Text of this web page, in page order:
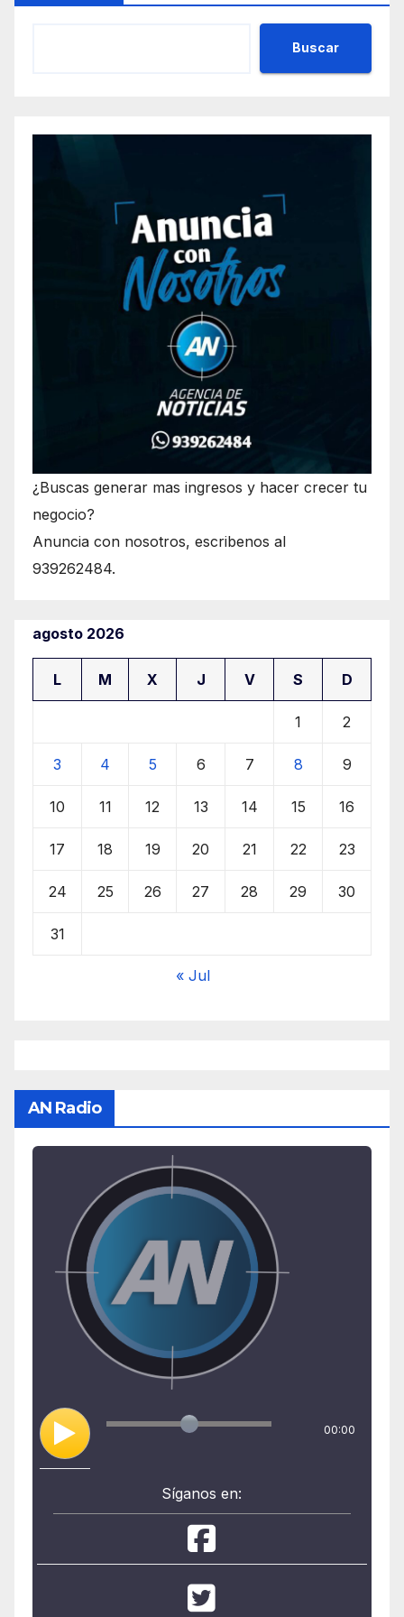
Buscar
¿Buscas generar mas ingresos y hacer crecer tu
negocio?
Anuncia con nosotros, escribenos al
939262484.
agosto 2026
L M X J V S D
1 2
3 4 5 6 7 8 9
10 11 12 13 14 15 16
17 18 19 20 21 22 23
24 25 26 27 28 29 30
31
« Jul
AN Radio
00:00
Síganos en: